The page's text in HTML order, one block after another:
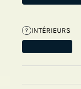
Next thumbnails
? INTÉRIEURS